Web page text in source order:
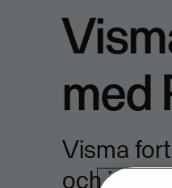
med
Visma
och